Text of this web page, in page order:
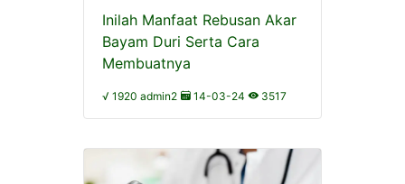
Inilah Manfaat Rebusan Akar
Bayam Duri Serta Cara
Membuatnya
√ 1920 admin2 14-03-24 3517